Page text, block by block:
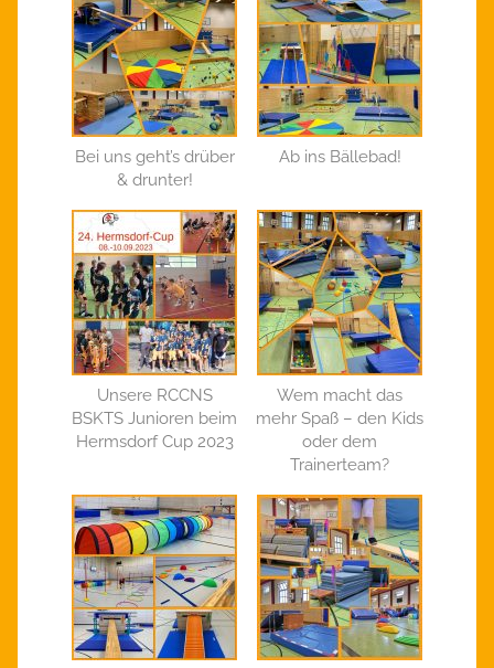
Bei uns geht’s drüber
& drunter!
Ab ins Bällebad!
Unsere RCCNS
BSKTS Junioren beim
Hermsdorf Cup 2023
Wem macht das
mehr Spaß – den Kids
oder dem
Trainerteam?